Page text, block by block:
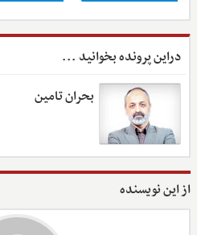
دراین پرونده بخوانید ...
بحران تامین
از این نویسنده